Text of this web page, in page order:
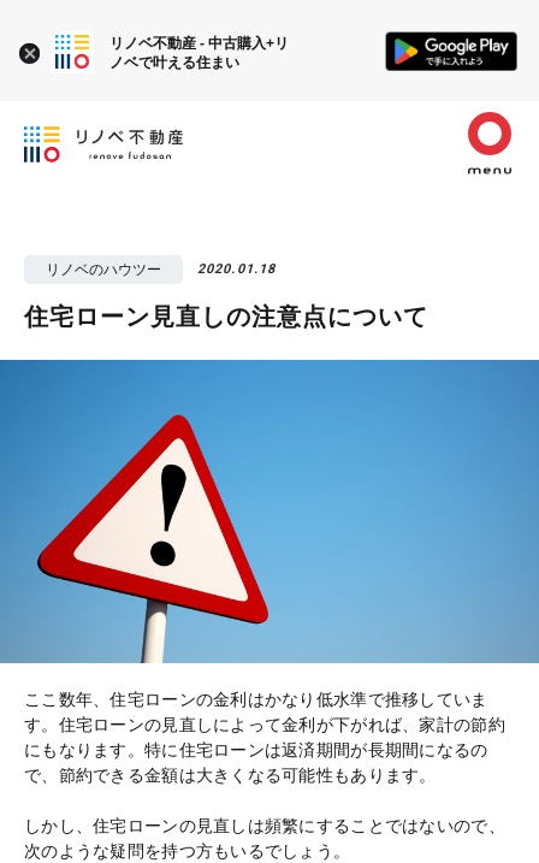
リノベのハウツー 2020.01.18
住宅ローン見直しの注意点について
ここ数年、住宅ローンの金利はかなり低水準で推移していま
す。住宅ローンの見直しによって金利が下がれば、家計の節約
にもなります。特に住宅ローンは返済期間が長期間になるの
で、節約できる金額は大きくなる可能性もあります。
しかし、住宅ローンの見直しは頻繁にすることではないので、
次のような疑問を持つ方もいるでしょう。
リノベ不動産 - 中古購入+リ
ノベで叶える住まい